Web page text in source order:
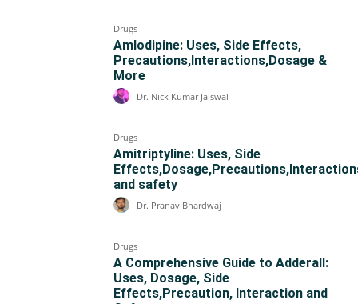
Drugs
Amlodipine: Uses, Side Effects,
Precautions,Interactions,Dosage &
More
Dr. Nick Kumar Jaiswal
Drugs
Amitriptyline: Uses, Side
and safety
Dr. Pranav Bhardwaj
Drugs
A Comprehensive Guide to Adderall:
Uses, Dosage, Side
Effects,Precaution, Interaction and